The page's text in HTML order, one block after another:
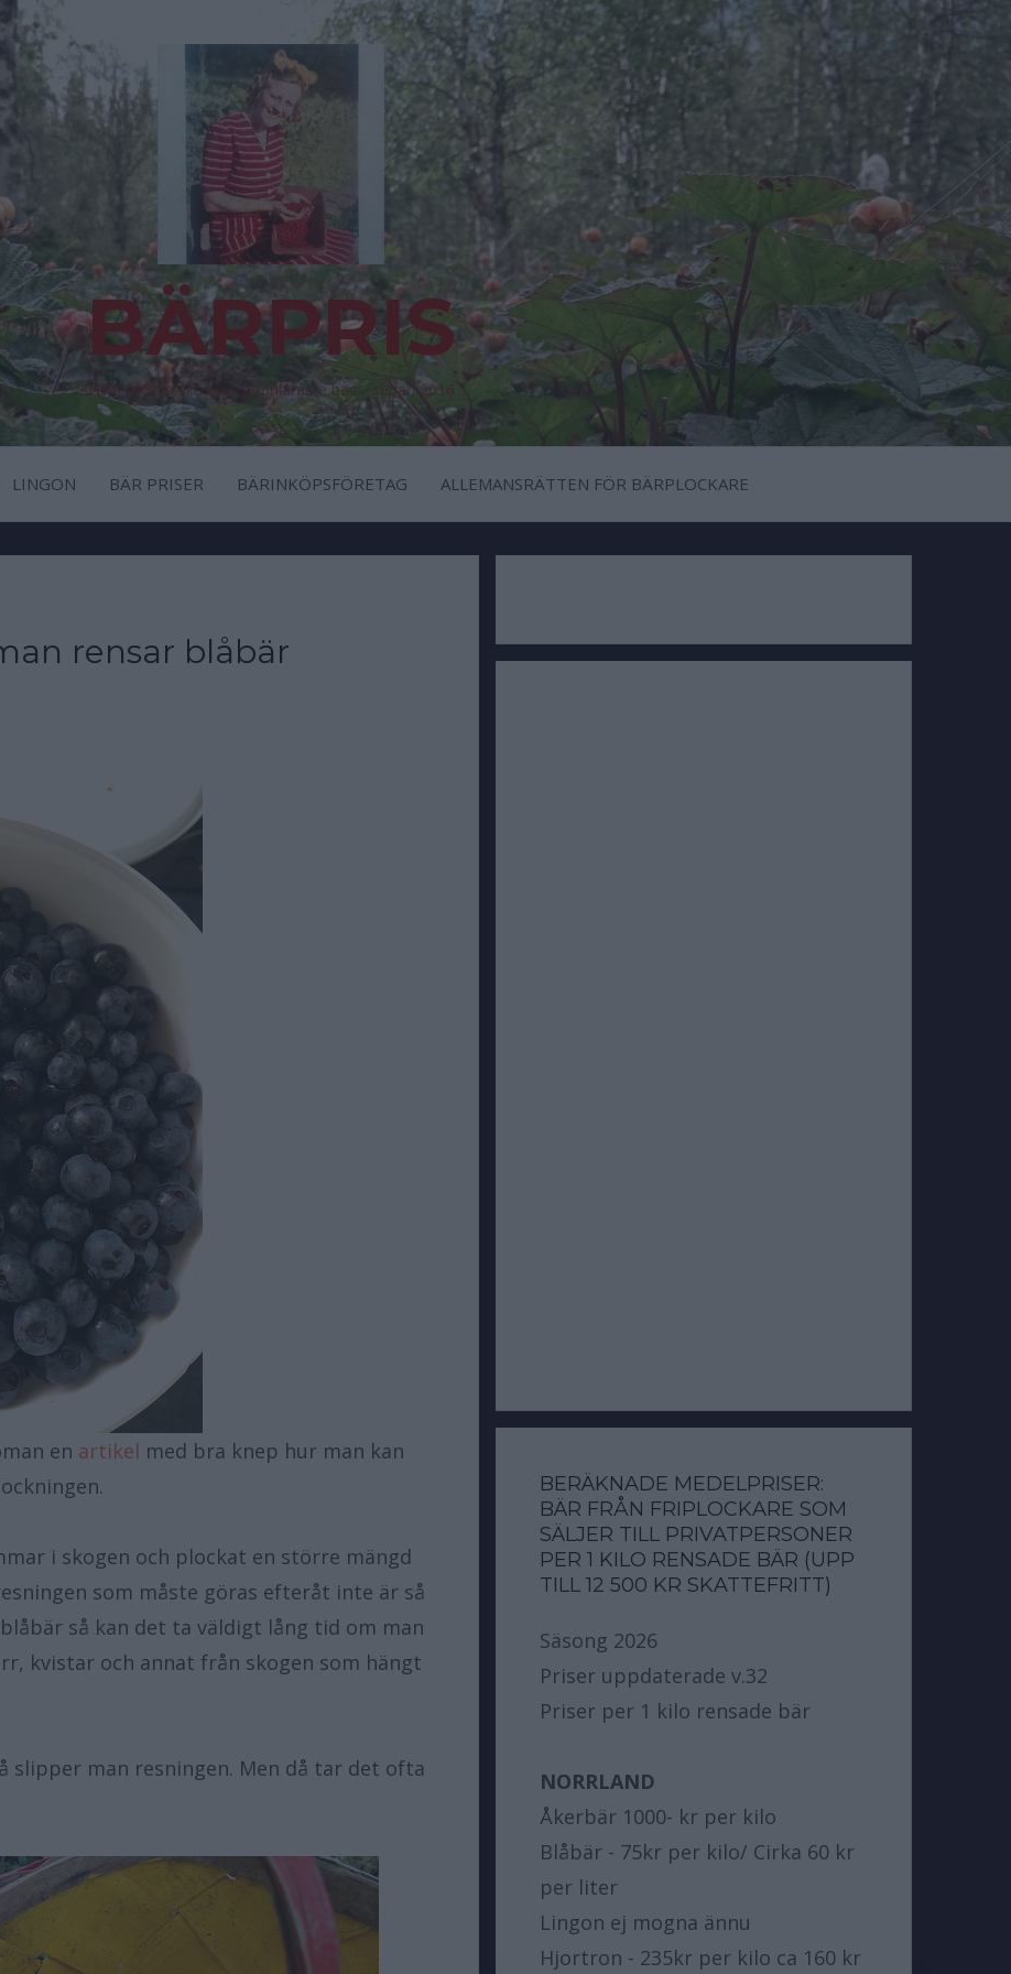
BÄRPRIS
Nyheter om skogens populäraste bär – sedan 2016
LINGON BÄR PRISER BÄRINKÖPSFÖRETAG ALLEMANSRÄTTEN FÖR BÄRPLOCKARE
rensar blåbär
en artikel med bra knep hur man kan
i skogen och plockat en större mängd
som måste göras efteråt inte är så
så kan det ta väldigt lång tid om man
kvistar och annat från skogen som hängt
slipper man resningen. Men då tar det ofta
BERÄKNADE MEDELPRISER:
BÄR FRÅN FRIPLOCKARE SOM
SÄLJER TILL PRIVATPERSONER
PER 1 KILO RENSADE BÄR (UPP
TILL 12 500 KR SKATTEFRITT)
Säsong 2026
Priser uppdaterade v.32
Priser per 1 kilo rensade bär
NORRLAND
Åkerbär 1000- kr per kilo
Blåbär - 75kr per kilo/ Cirka 60 kr
per liter
Lingon ej mogna ännu
Hjortron - 235kr per kilo ca 160 kr